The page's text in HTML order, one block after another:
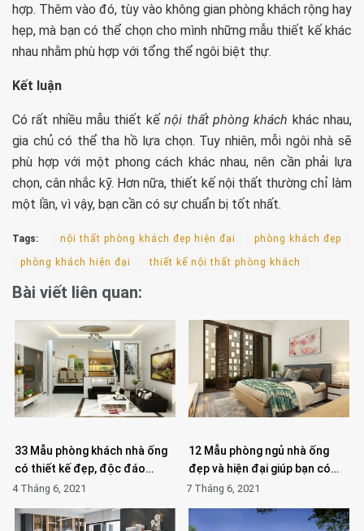
hợp. Thêm vào đó, tùy vào không gian phòng khách rộng hay
hẹp, mà bạn có thể chọn cho mình những mẫu thiết kế khác
nhau nhằm phù hợp với tổng thể ngôi biệt thự.
Kết luận
Có rất nhiều mẫu thiết kếnội thất phòng khách khác nhau,
gia chủ có thể tha hồ lựa chọn. Tuy nhiên, mỗi ngôi nhà sẽ
phù hợp với một phong cách khác nhau, nên cần phải lựa
chọn, cân nhắc kỹ. Hơn nữa, thiết kế nội thất thường chỉ làm
một lần, vì vậy, bạn cần có sự chuẩn bị tốt nhất.
Tags: nội thất phòng khách đẹp hiện đại phòng khách đẹp
phòng khách hiện đại thiết kế nội thất phòng khách
Bài viết liên quan:
33 Mẫu phòng khách nhà ống
có thiết kế đẹp, độc đáo…
4 Tháng 6, 2021
12 Mẫu phòng ngủ nhà ống
đẹp và hiện đại giúp bạn có…
7 Tháng 6, 2021